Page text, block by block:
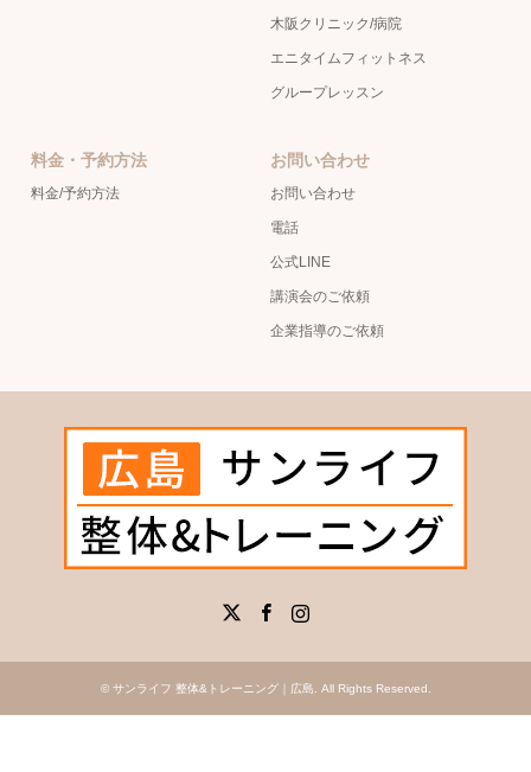
木阪クリニック/病院
エニタイムフィットネス
グループレッスン
料金・予約方法
料金/予約方法
お問い合わせ
お問い合わせ
電話
公式LINE
講演会のご依頼
企業指導のご依頼
© サンライフ 整体&トレーニング｜広島. All Rights Reserved.